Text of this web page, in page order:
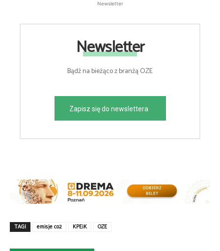
Newsletter
Newsletter
Bądź na bieżąco z branżą OZE
Zapisz się do newslettera
TAGI emisje co2 KPEiK OZE